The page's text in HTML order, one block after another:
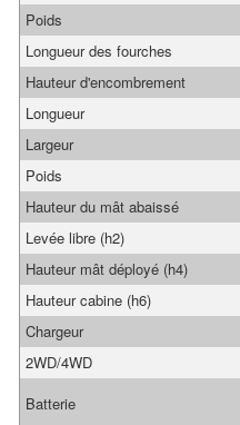
Poids
Longueur des fourches
Hauteur d'encombrement
Longueur
Largeur
Poids
Hauteur du mât abaissé
Levée libre (h2)
Hauteur mât déployé (h4)
Hauteur cabine (h6)
Chargeur
2WD/4WD
Batterie